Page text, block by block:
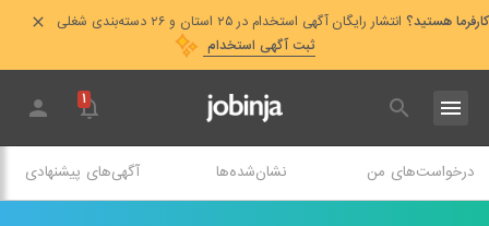
کارفرما هستید؟ انتشار رایگان آگهی استخدام در ۲۵ استان و ۲۶ دسته‌بندی شغلی
ثبت آگهی استخدام
۱
درخواست‌های من نشان‌شده‌ها آگهی‌های پیشنهادی